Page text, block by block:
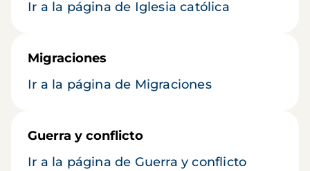
Ir a la página de Iglesia católica
Migraciones
Ir a la página de Migraciones
Guerra y conflicto
Ir a la página de Guerra y conflicto